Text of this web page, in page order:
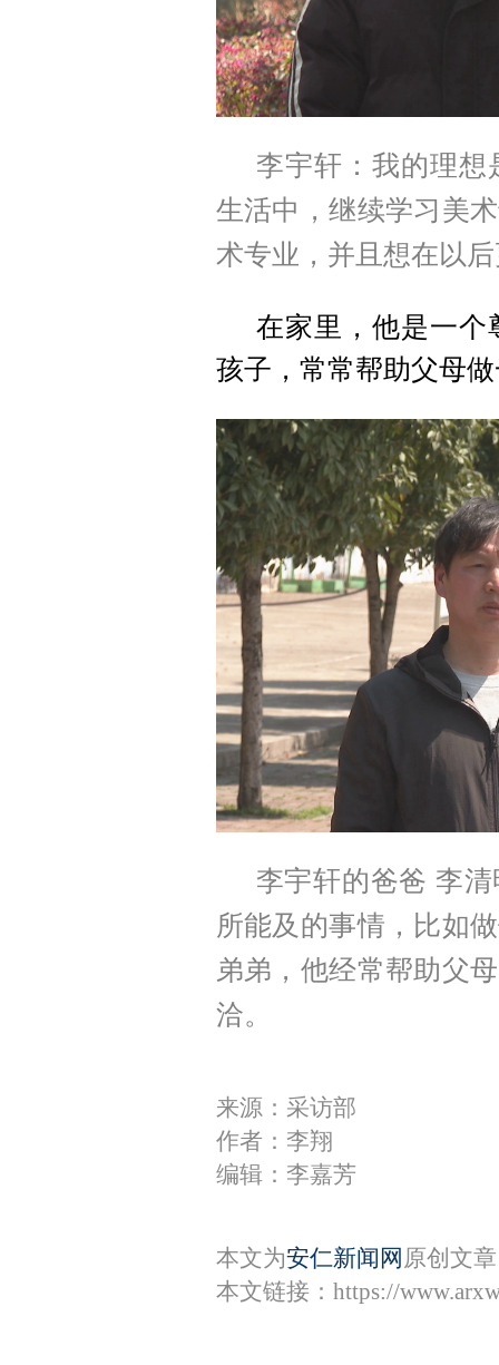
李宇轩：我的理想
生活中，继续学习美
术专业，并且想在以
在家里，他是一个
孩子，常常帮助父母
李宇轩的爸爸 李
所能及的事情，比如
弟弟，他经常帮助父
洽。
来源：采访部
作者：李翔
编辑：李嘉芳
本文为安仁新闻网 原创文
本文链接： https://